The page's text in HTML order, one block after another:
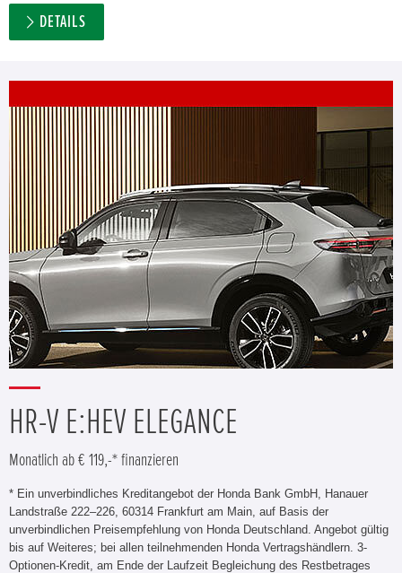
DETAILS
HR-V E:HEV ELEGANCE
Monatlich ab € 119,-* finanzieren
* Ein unverbindliches Kreditangebot der Honda Bank GmbH, Hanauer
Landstraße 222–226, 60314 Frankfurt am Main, auf Basis der
unverbindlichen Preisempfehlung von Honda Deutschland. Angebot gültig
bis auf Weiteres; bei allen teilnehmenden Honda Vertragshändlern. 3-
Optionen-Kredit, am Ende der Laufzeit Begleichung des Restbetrages